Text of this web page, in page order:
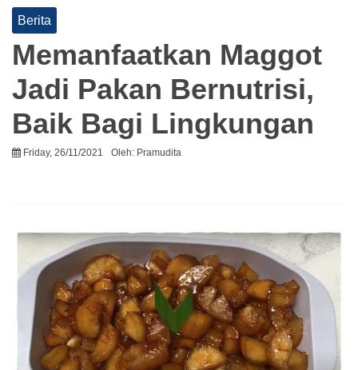
Berita
Memanfaatkan Maggot
Jadi Pakan Bernutrisi,
Baik Bagi Lingkungan
Friday, 26/11/2021 Oleh: Pramudita